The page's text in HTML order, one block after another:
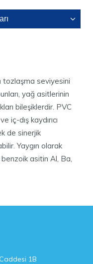
tozlaşma seviyesini
yağ asitlerinin
bileşiklerdir. PVC
iç-dış kaydırıcı
de sinerjik
Yaygın olarak
asitin Al, Ba,
1B